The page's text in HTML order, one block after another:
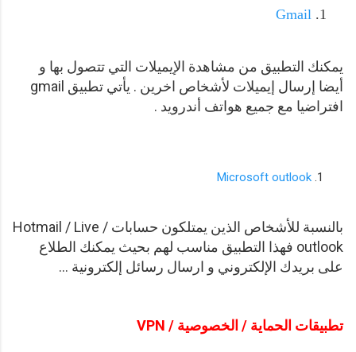
Gmail
يمكنك التطبيق من مشاهدة الإيميلات التي تتصول بها و
أيضا إرسال إيميلات لأشخاص اخرين . يأتي تطبيق gmail
افتراضيا مع جميع هواتف أندرويد .
Microsoft outlook
بالنسبة للأشخاص الذين يمتلكون حسابات Hotmail / Live /
outlook فهذا التطبيق مناسب لهم بحيث يمكنك الطلاع
على بريدك الإلكتروني و ارسال رسائل إلكترونية ...
تطبيقات الحماية / الخصوصية / VPN